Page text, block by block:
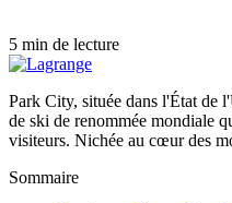
5 min de lecture
Park City, située dans l'État de
de ski de renommée mondiale
visiteurs. Nichée au cœur des
Sommaire